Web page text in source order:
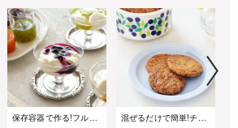
保存容器で作る!フルーツソースで楽しむ♪簡単杏仁豆腐 混ぜるだけで簡単!チョコ&くるみの全粒粉クッキー